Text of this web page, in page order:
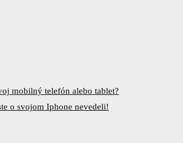
mobilný telefón alebo tablet?
o svojom Iphone nevedeli!